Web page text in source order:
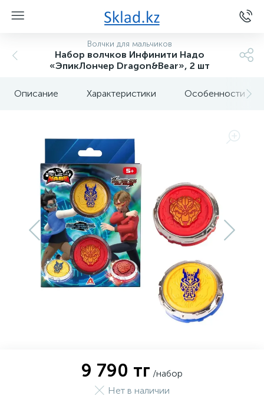
Волчки для мальчиков
Набор волчков Инфинити Надо
«ЭпикЛончер Dragon&Bear», 2 шт
Описание Характеристики Особенности
9 790 тг /набор
Нет в наличии